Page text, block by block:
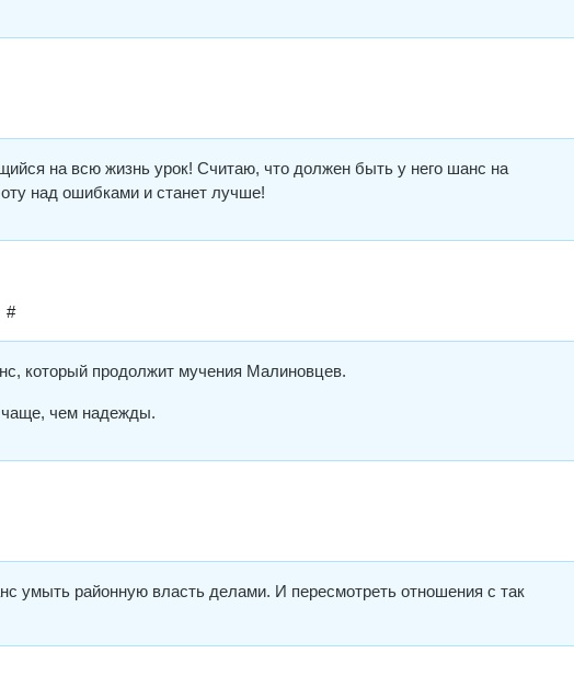
на всю жизнь урок! Считаю, что должен быть у него шанс на
над ошибками и станет лучше!
#
который продолжит мучения Малиновцев.
чем надежды.
умыть районную власть делами. И пересмотреть отношения с так